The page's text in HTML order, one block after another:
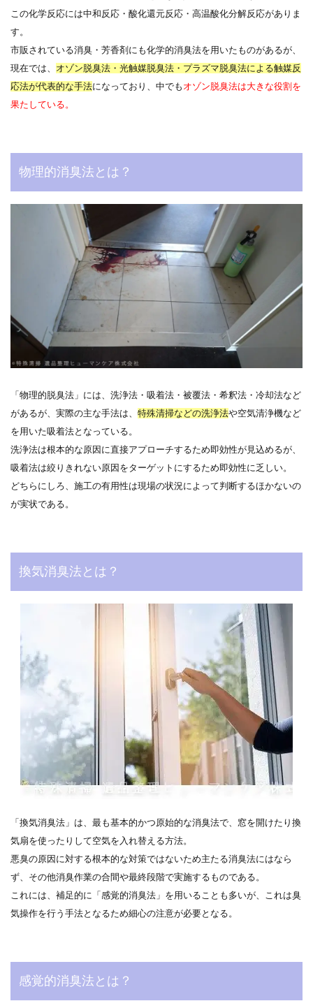
この化学反応には中和反応・酸化還元反応・高温酸化分解反応がありま
す。
市販されている消臭・芳香剤にも化学的消臭法を用いたものがあるが、
現在では、 オゾン脱臭法・光触媒脱臭法・プラズマ脱臭法による触媒反
応法が代表的な手法になっており、中でも オゾン脱臭法は大きな役割を
果たしている。
物理的消臭法とは？
「物理的脱臭法」には、洗浄法・吸着法・被覆法・希釈法・冷却法など
があるが、実際の主な手法は、 特殊清掃などの洗浄法や空気清浄機など
を用いた吸着法となっている。
洗浄法は根本的な原因に直接アプローチするため即効性が見込めるが、
吸着法は絞りきれない原因をターゲットにするため即効性に乏しい。
どちらにしろ、施工の有用性は現場の状況によって判断するほかないの
が実状である。
換気消臭法とは？
「換気消臭法」は、最も基本的かつ原始的な消臭法で、窓を開けたり換
気扇を使ったりして空気を入れ替える方法。
悪臭の原因に対する根本的な対策ではないため主たる消臭法にはなら
ず、その他消臭作業の合間や最終段階で実施するものである。
これには、補足的に「感覚的消臭法」を用いることも多いが、これは臭
気操作を行う手法となるため細心の注意が必要となる。
感覚的消臭法とは？